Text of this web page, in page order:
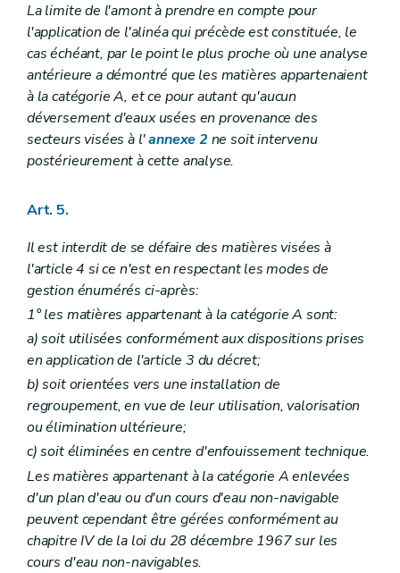
La limite de l'amont à prendre en compte pour
l'application de l'alinéa qui précède est constituée, le
cas échéant, par le point le plus proche où une analyse
antérieure a démontré que les matières appartenaient
à la catégorie A, et ce pour autant qu'aucun
déversement d'eaux usées en provenance des
secteurs visées à l'annexe 2 ne soit intervenu
postérieurement à cette analyse.
Art. 5.
Il est interdit de se défaire des matières visées à
l'article 4 si ce n'est en respectant les modes de
gestion énumérés ci-après:
1° les matières appartenant à la catégorie A sont:
a) soit utilisées conformément aux dispositions prises
en application de l'article 3 du décret;
b) soit orientées vers une installation de
regroupement, en vue de leur utilisation, valorisation
ou élimination ultérieure;
c) soit éliminées en centre d'enfouissement technique.
Les matières appartenant à la catégorie A enlevées
d'un plan d'eau ou d'un cours d'eau non-navigable
peuvent cependant être gérées conformément au
chapitre IV de la loi du 28 décembre 1967 sur les
cours d'eau non-navigables.